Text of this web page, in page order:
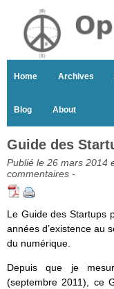
Home Archives
Blog About
Guide des
Publié le 26 mars 2014
commentaires -
Le Guide des Startups
années d’existence au
du numérique.
Depuis que je
(septembre 2011), ce